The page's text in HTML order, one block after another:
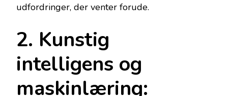
udfordringer, der venter forude.
2. Kunstig
intelligens og
maskinlæring: